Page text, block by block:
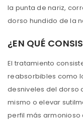
la punta de nariz,
dorso hundido de la
¿EN QUÉ
El tratamiento
reabsorbibles como
desniveles del dorso
mismo o elevar
perfil más